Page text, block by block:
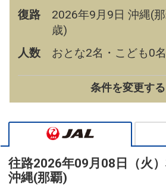
復路
2026年9月9日 沖縄(
歳)
人数
おとな2名・こども0名
条件を変更す
往路2026年09月08日（火）
沖縄(那覇)